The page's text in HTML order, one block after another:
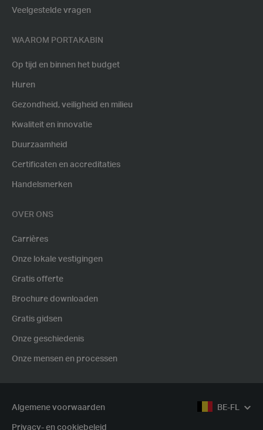
Veelgestelde vragen
WAAROM PORTAKABIN
Op tijd en binnen het budget
Huren
Gezondheid, veiligheid en milieu
Kwaliteit en innovatie
Duurzaamheid
Certificaten en accreditaties
Handelsmerken
OVER ONS
Carrières
Onze lokale vestigingen
Gratis offerte
Brochure downloaden
Gratis gidsen
Onze geschiedenis
Onze mensen en processen
BE-FL
Algemene voorwaarden
Privacy- en cookiebeleid